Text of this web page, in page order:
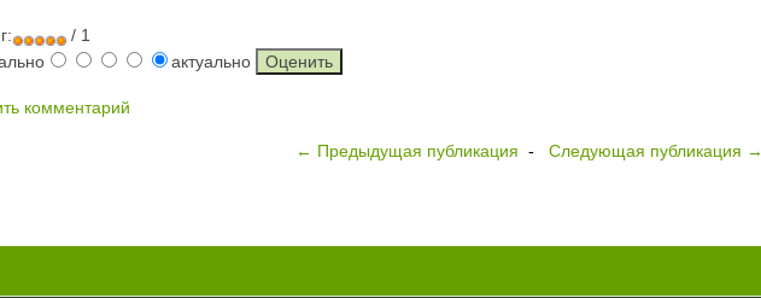
/ 1
актуально
комментарий
← Предыдущая публикация -Следующая публикация →